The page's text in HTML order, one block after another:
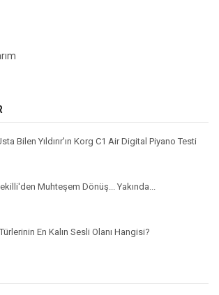
Bilen Yıldırır'ın Korg C1 Air Digital Piyano Testi
Muhteşem Dönüş... Yakında...
En Kalın Sesli Olanı Hangisi?